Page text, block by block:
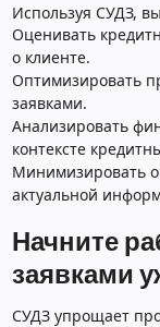
Используя СУДЗ,
Оценивать
о клиенте.
Оптимизировать
заявками.
Анализировать
контексте
Минимизировать
актуальной
Начните
заявками
СУДЗ упрощает